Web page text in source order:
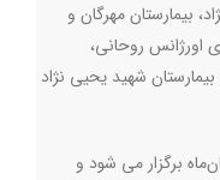
یحیی نژاد، بیمارستان مهرگان و
اورژانس روحانی،
شهید یحیی نژاد
این مسابقات روز سه شنبه ۱۵ آبان‌ماه برگزار می شود و